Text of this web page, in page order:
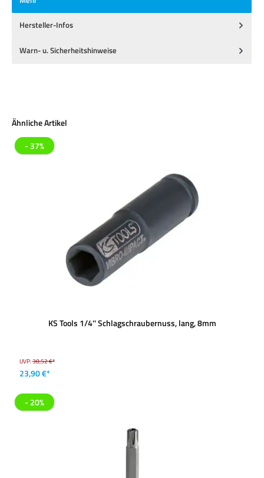
Hersteller-Infos
Warn- u. Sicherheitshinweise
Produktgalerie überspringen
Ähnliche Artikel
- 37%
KS Tools 1/4'' Schlagschraubernuss, lang, 8mm
UVP:38,52 €*
23,90 €*
- 20%